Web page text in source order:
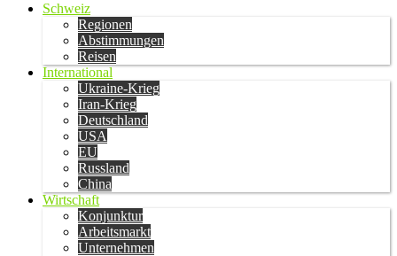
Schweiz
Regionen
Abstimmungen
Reisen
International
Ukraine-Krieg
Iran-Krieg
Deutschland
USA
EU
Russland
China
Wirtschaft
Konjunktur
Arbeitsmarkt
Unternehmen